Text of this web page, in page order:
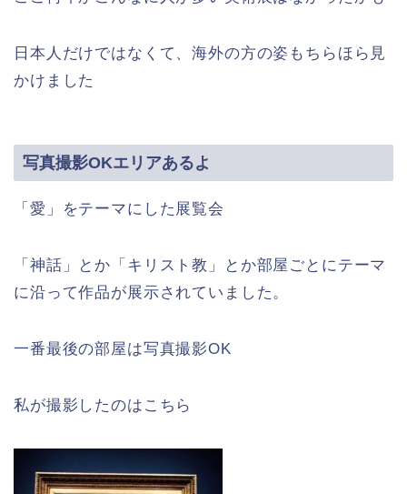
日本人だけではなくて、海外の方の姿もちらほら見
かけました
写真撮影OKエリアあるよ
「愛」をテーマにした展覧会
「神話」とか「キリスト教」とか部屋ごとにテーマ
に沿って作品が展示されていました。
一番最後の部屋は写真撮影OK
私が撮影したのはこちら